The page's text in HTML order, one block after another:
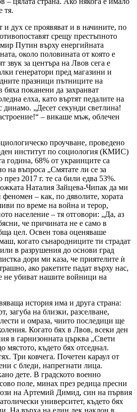
тя.
и дух се проявяват и в начините, по
срещу престъпното
Путин върху енергийната
около половината от която е
звук за центъра на Лвов сега е
генератори пред магазини и
празници пътниците на
бяха поканени да захранват
елха, като въртят педалите на
динамо. „Десет секунди светлина!
– викаше мъж, облечен
проучване, проведено
институт по социология (КМИС)
година, 68% от украинците са
на въпроса „Смятате ли се за
2017 г. те са били едва 53%.
Наталия Зайцева-Чипак да ми
феномен – как, по дяволите, хората
по време на война и терор,
население – тя отговори: „Да, аз
че причината не е само в
цел. Освен това оценяваше
когато сънародниците ти страдат
в разрушения до основи град
дори ми каза, че приятелите ѝ
ако ракетите падат върху нас,
не убиват нашите войници на
история има и друга страна:
загуба на близки, разселване,
и омраза, чиито последици ще
Когато бях в Лвов, всеки ден
в гарнизонната църква „Свети
мястото, където бях отседнал.
Три ковчега. Почетен караул от
с бледи, напрегнати лица.
дете. В градското военно
поле, минах през редица пресни
на Артемий Димид, син на първия
университет, където бях
На върха на един лек наклон в